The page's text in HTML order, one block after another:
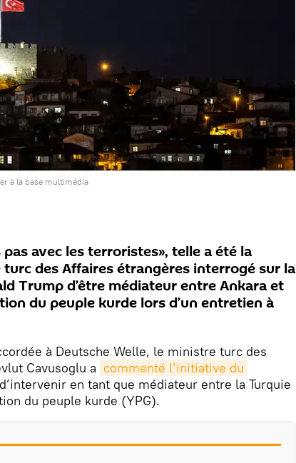
à la base multimédia
avec les terroristes», telle a été la
des Affaires étrangères interrogé sur la
Trump d’être médiateur entre Ankara et
du peuple kurde lors d’un entretien à
à Deutsche Welle, le ministre turc des
Cavusoglu a commenté l’initiative du
d’intervenir en tant que médiateur entre la Turquie
du peuple kurde (YPG).